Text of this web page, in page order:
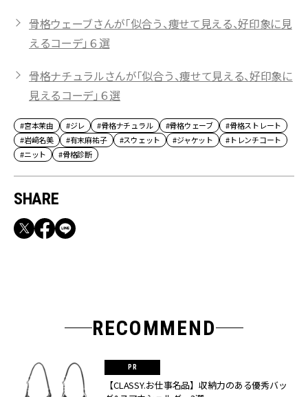
骨格ウェーブさんが「似合う、痩せて見える、好印象に見
えるコーデ」６選
骨格ナチュラルさんが「似合う、痩せて見える、好印象に
見えるコーデ」６選
#宮本茉由 #ジレ #骨格ナチュラル #骨格ウェーブ
#骨格ストレート
#岩﨑名美
#有末麻祐子 #スウェット #ジャケット
#トレンチコート
#ニット
#骨格診断
SHARE
RECOMMEND
【CLASSY.お仕事名品】収納力のある優秀バッ